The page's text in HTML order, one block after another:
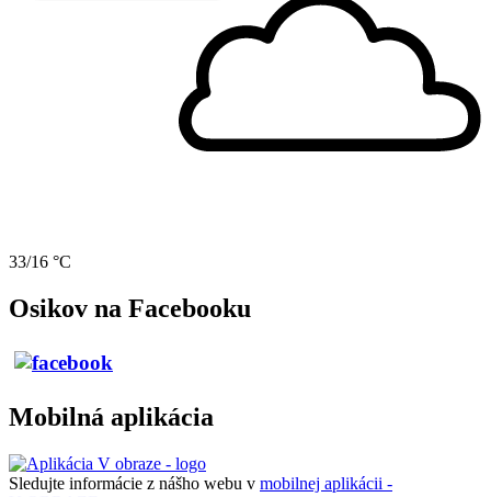
33/16 °C
Osikov na Facebooku
Mobilná aplikácia
Sledujte informácie z nášho webu v mobilnej aplikácii -